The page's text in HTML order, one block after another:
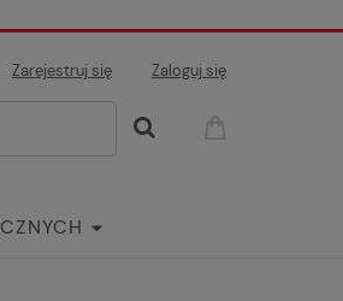
Zarejestruj się Zaloguj się